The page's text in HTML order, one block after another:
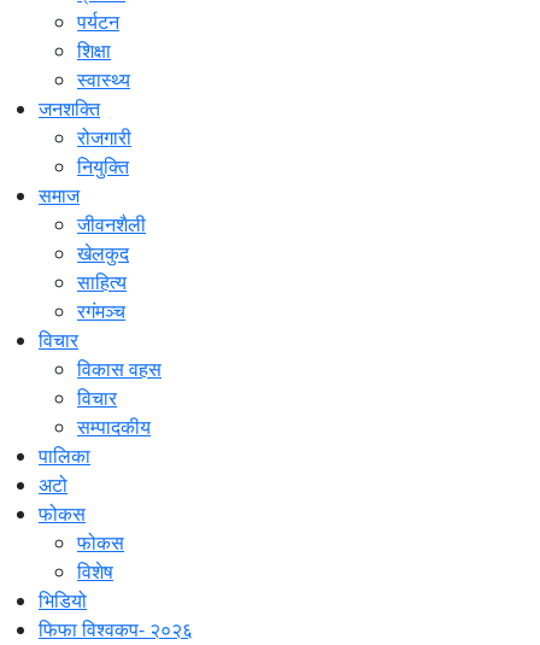
पर्यटन
शिक्षा
स्वास्थ्य
जनशक्ति
रोजगारी
नियुक्ति
समाज
जीवनशैली
खेलकुद
साहित्य
रगंमञ्च
विचार
विकास वहस
विचार
सम्पादकीय
पालिका
अटो
फोकस
फोकस
विशेष
भिडियो
फिफा विश्वकप- २०२६